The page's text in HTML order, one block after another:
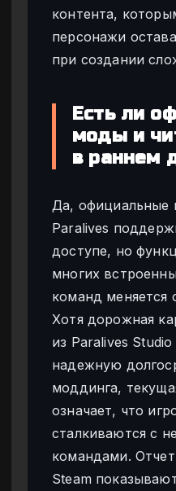
контента,
персонажи
при создании
Есть ли
моды и
в раннем
Да, официальные
Paralives
доступе, но
многих
команд меняется
Хотя дорожная
из Paralives
надежную
моддинга,
означает, что
сталкиваются с
командами.
Steam